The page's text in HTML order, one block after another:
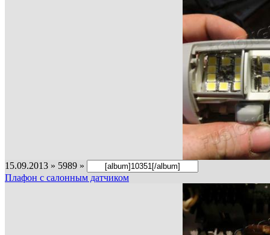
15.09.2013 » 5989 »
Плафон с салонным датчиком